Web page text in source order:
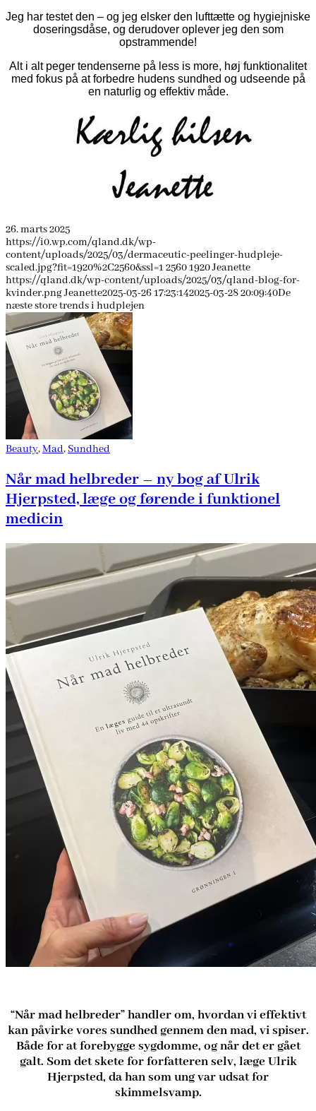
Jeg har testet den – og jeg elsker den lufttætte og hygiejniske
doseringsdåse, og derudover oplever jeg den som
opstrammende!
Alt i alt peger tendenserne på less is more, høj funktionalitet
med fokus på at forbedre hudens sundhed og udseende på
en naturlig og effektiv måde.
26. marts 2025
https://i0.wp.com/qland.dk/wp-
content/uploads/2025/03/dermaceutic-peelinger-hudpleje-
scaled.jpg?fit=1920%2C2560&ssl=1 25601920Jeanette
https://qland.dk/wp-content/uploads/2025/03/qland-blog-for-
kvinder.pngJeanette2025-03-26 17:23:142025-03-28 20:09:40De
næste store trends i hudplejen
Beauty,Mad, Sundhed
Når mad helbreder – ny bog af Ulrik
Hjerpsted, læge og førende i funktionel
medicin
“Når mad helbreder” handler om, hvordan vi effektivt
kan påvirke vores sundhed gennem den mad, vi spiser.
Både for at forebygge sygdomme, og når det er gået
galt. Som det skete for forfatteren selv, læge Ulrik
Hjerpsted, da han som ung var udsat for
skimmelsvamp.